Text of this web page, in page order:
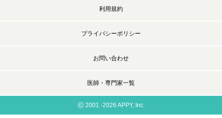
利用規約
プライバシーポリシー
お問い合わせ
医師・専門家一覧
©2001 -2026 APPY, Inc.